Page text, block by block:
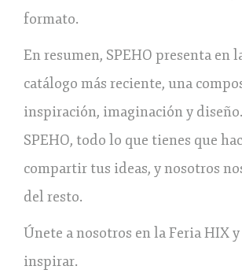
formato.
En resumen, SPEHO presenta en
catálogo más reciente, una
inspiración, imaginación y
SPEHO, todo lo que tienes que
compartir tus ideas, y nosotros
del resto.
Únete a nosotros en la Feria HIX
inspirar.